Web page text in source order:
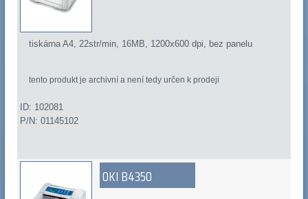
tiskárna A4, 22str/min, 16MB, 1200x600 dpi, bez panelu
tento produkt je archivní a není tedy určen k prodeji
ID: 102081
P/N: 01145102
OKI B4350